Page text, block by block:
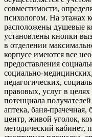
совместимости,
психологом. На этажах
расположены душевые
установлены кнопки
в отделении
корпусе имеются все
предоставления
социально-
педагогических,
правовых, услуг в
потенциала
аптека, баня-прачечная,
центр, живой уголок,
методический кабинет,